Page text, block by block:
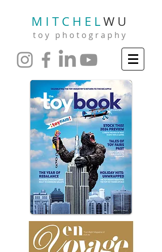
M I T C H E LW U
t o y p h o t o g r a p h y